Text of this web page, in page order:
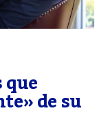
de su